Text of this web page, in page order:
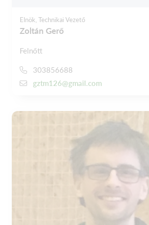
Elnök, Technikai Vezető
Zoltán Gerő
Felnőtt
303856688
gztm126@gmail.com